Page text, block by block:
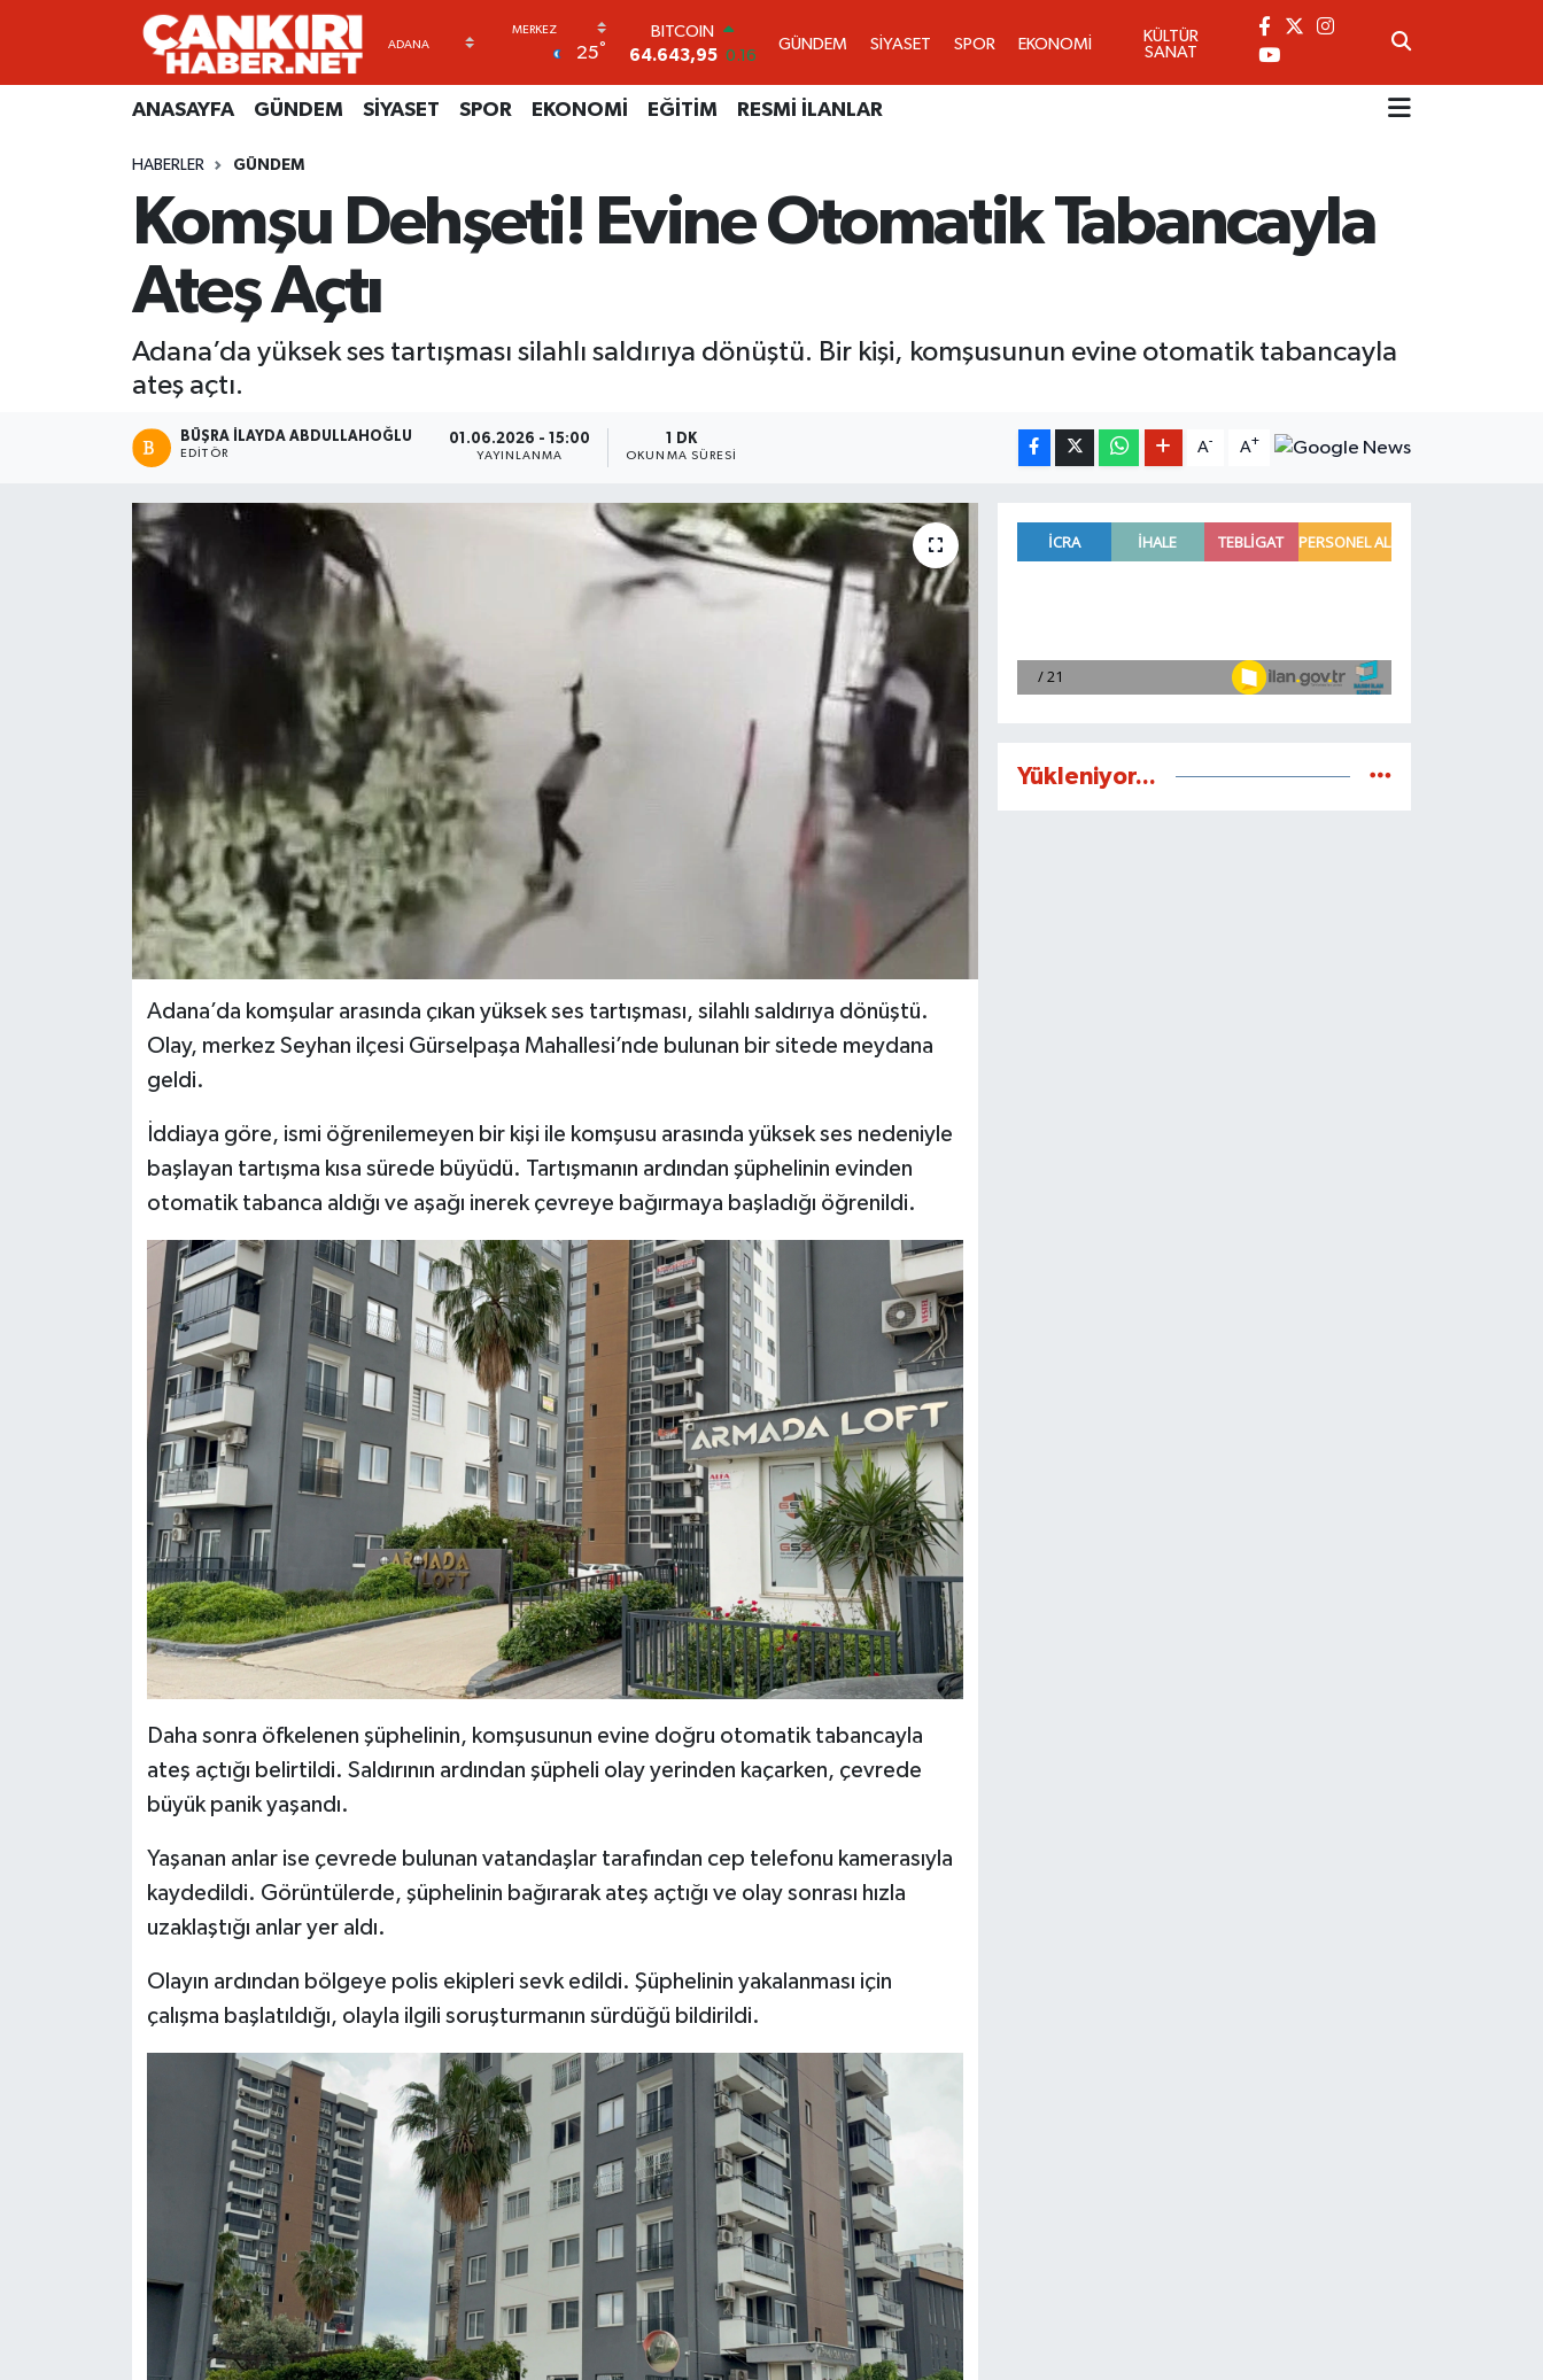
25°
DOLAR
47,6006 0.06
55,0250 0.02
6500.87
BİST100
13.799
70
GÜNDEM SİYASET SPOR EKONOMİ
KÜLTÜR
SANAT
ANASAYFA GÜNDEM SİYASET SPOR EKONOMİ EĞİTİM RESMİ İLANLAR
HABERLER GÜNDEM
Komşu Dehşeti! Evine Otomatik Tabancayla
Ateş Açtı
Adana’da yüksek ses tartışması silahlı saldırıya dönüştü. Bir kişi, komşusunun evine otomatik tabancayla
ateş açtı.
BÜŞRA İLAYDA ABDULLAHOĞLU
EDITÖR
01.06.2026 - 15:00
YAYINLANMA
1 DK
OKUNMA SÜRESI
A- A+
Adana’da komşular arasında çıkan yüksek ses tartışması, silahlı saldırıya dönüştü.
Olay, merkez Seyhan ilçesi Gürselpaşa Mahallesi’nde bulunan bir sitede meydana
geldi.
İddiaya göre, ismi öğrenilemeyen bir kişi ile komşusu arasında yüksek ses nedeniyle
başlayan tartışma kısa sürede büyüdü. Tartışmanın ardından şüphelinin evinden
otomatik tabanca aldığı ve aşağı inerek çevreye bağırmaya başladığı öğrenildi.
Daha sonra öfkelenen şüphelinin, komşusunun evine doğru otomatik tabancayla
ateş açtığı belirtildi. Saldırının ardından şüpheli olay yerinden kaçarken, çevrede
büyük panik yaşandı.
Yaşanan anlar ise çevrede bulunan vatandaşlar tarafından cep telefonu kamerasıyla
kaydedildi. Görüntülerde, şüphelinin bağırarak ateş açtığı ve olay sonrası hızla
uzaklaştığı anlar yer aldı.
Olayın ardından bölgeye polis ekipleri sevk edildi. Şüphelinin yakalanması için
çalışma başlatıldığı, olayla ilgili soruşturmanın sürdüğü bildirildi.
Yükleniyor...
ANASAYFA
RESMİ İLANLAR
Künye
Gizlilik Sözleşmesi
BİYOGRAFİLER
GÜNDEM
KÜLTÜR SANAT
TEKNOLOJİ
VİZYONDAKİLER
Merkez Hava Durumu
Süper Lig Puan Durumu ve Fikstür
Tüm Manşetler
Son Dakika Haberleri
Haber Arşivi